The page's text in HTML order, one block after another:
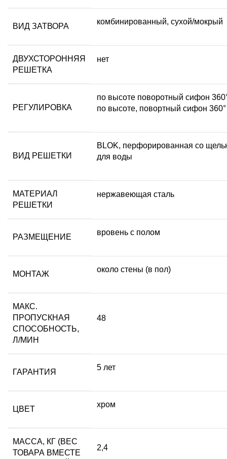
ВИД ЗАТВОРА
комбинированный, сухой/мокрый
ДВУХСТОРОННЯЯ
РЕШЕТКА
нет
РЕГУЛИРОВКА
по высоте поворотный сифон
по высоте, повортный сифон 360°
ВИД РЕШЕТКИ
BLOK, перфорированная со
для воды
МАТЕРИАЛ
РЕШЕТКИ
нержавеющая сталь
РАЗМЕЩЕНИЕ
вровень с полом
МОНТАЖ
около стены (в пол)
МАКС.
ПРОПУСКНАЯ
СПОСОБНОСТЬ,
Л/МИН
48
ГАРАНТИЯ
5 лет
ЦВЕТ
хром
МАССА, КГ (ВЕС
ТОВАРА ВМЕСТЕ
2,4